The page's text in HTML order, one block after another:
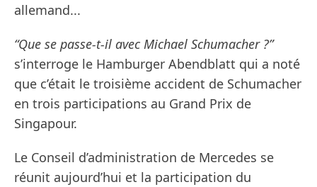
allemand...
“Que se passe-t-il avec Michael Schumacher ?”
s’interroge le Hamburger Abendblatt qui a noté
que c’était le troisième accident de Schumacher
en trois participations au Grand Prix de
Singapour.
Le Conseil d’administration de Mercedes se
réunit aujourd’hui et la participation du